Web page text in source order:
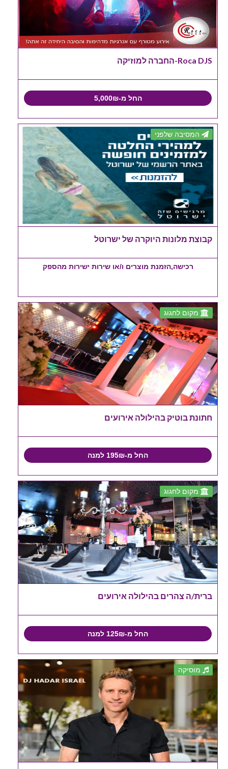
Roca DJS-החברה למוזיקה
החל מ-5,000₪
המסיבה שלפני
קבוצת מלונות היוקרה של ישרוטל
רכישה,הזמנת מוצרים ו/או שירות ישירות מהספק
מקום לחגוג
חתונת בוטיק בהילולה אירועים
החל מ-195₪ למנה
מקום לחגוג
ברית/ה צהרים בהילולה אירועים
החל מ-125₪ למנה
מוסיקה